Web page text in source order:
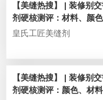
【美缝热搜】 | 装修别
剂硬核测评：材料、颜
皇氏工匠美缝剂
【美缝热搜】 | 装修别
剂硬核测评：颜色、材